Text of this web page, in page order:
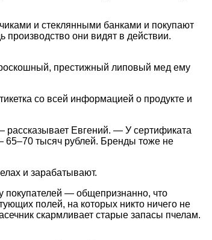
и стеклянными банками и покупают
они видят в действии.
престижный липовый мед ему
со всей информацией о продукте и
рассказывает Евгений. — У сертификата
65–70 тысяч рублей. Бренды тоже не
и зарабатывают.
покупателей — общепризнанно, что
полей, на которых никто ничего не
скармливает старые запасы пчелам.